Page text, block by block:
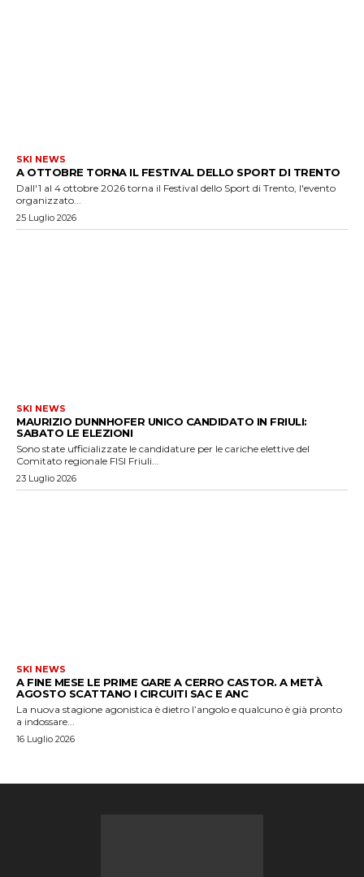
SKI NEWS
A OTTOBRE TORNA IL FESTIVAL DELLO SPORT DI TRENTO
Dall'1 al 4 ottobre 2026 torna il Festival dello Sport di Trento, l'evento
organizzato...
25 Luglio 2026
SKI NEWS
MAURIZIO DUNNHOFER UNICO CANDIDATO IN FRIULI:
SABATO LE ELEZIONI
Sono state ufficializzate le candidature per le cariche elettive del
Comitato regionale FISI Friuli...
23 Luglio 2026
SKI NEWS
A FINE MESE LE PRIME GARE A CERRO CASTOR. A METÀ
AGOSTO SCATTANO I CIRCUITI SAC E ANC
La nuova stagione agonistica è dietro l’angolo e qualcuno è già pronto
a indossare...
16 Luglio 2026